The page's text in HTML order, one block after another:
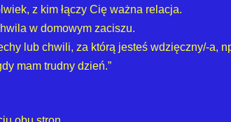
z kim łączy Cię ważna relacja.
w domowym zaciszu.
lub chwili, za którą jesteś wdzięczny/-a,
mam trudny dzień.”